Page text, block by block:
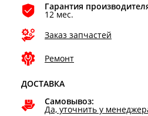
Гарантия
12 мес.
Заказ запчастей
Ремонт
ДОСТАВКА
Самовывоз:
Да, уточнить у